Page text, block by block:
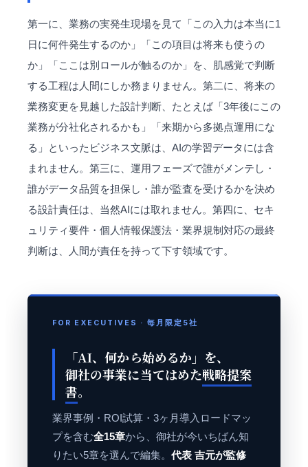
第一に、業務の実発生現場を見て「この入力は本当に1
日に何件発生するのか」「この項目は将来も使うの
か」「ここは別ロールが触るのか」を、肌感覚で判断
する工程は人間にしか務まりません。第二に、将来の
業務変更を見越した設計判断、たとえば「3年後にこの
業務が分社化されるかも」「来期から多拠点運用にな
る」といったビジネス文脈は、AIの学習データには含
まれません。第三に、運用フェーズで誰がメンテし・
誰がデータ品質を担保し・誰が監査を受けるかを決め
る設計責任は、当然AIには取れません。第四に、セキ
ュリティ要件・個人情報保護法・業界規制対応の最終
判断は、人間が責任を持って下す領域です。
FOR EXECUTIVES · 毎月限定5社
「AI、何から始めるか」を、
御社の事業に当てはめた戦略提案
書。
業界事例・ROI試算・3ヶ月導入ロードマッ
プを含む全15章から、御社が今いちばん知
りたい5章を選んで編集。 代表 吉元が監修